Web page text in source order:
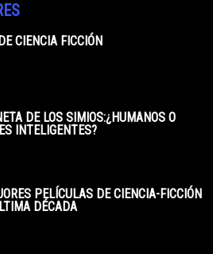
CIENCIA FICCIÓN
DE LOS SIMIOS:¿HUMANOS O
INTELIGENTES?
PELÍCULAS DE CIENCIA-FICCIÓN
DÉCADA